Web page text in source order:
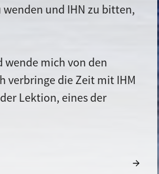
wenden und IHN zu bitten,
wende mich von den
verbringe die Zeit mit IHM
Lektion, eines der
→